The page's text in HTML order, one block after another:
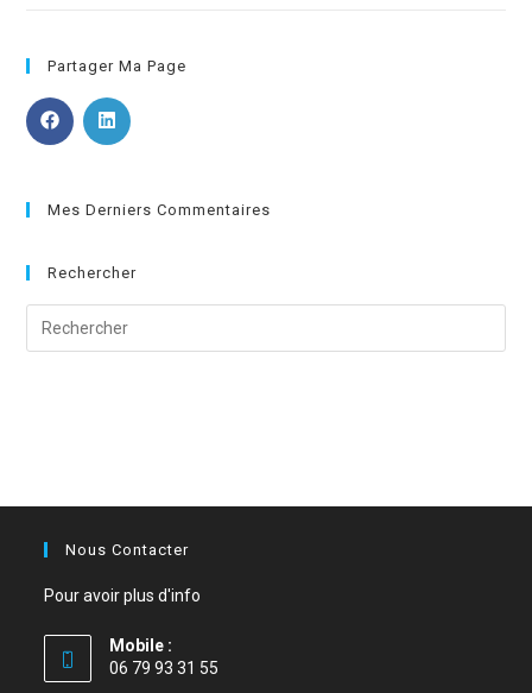
Partager Ma Page
Mes Derniers Commentaires
Rechercher
Nous Contacter
Pour avoir plus d'info
Mobile :
06 79 93 31 55